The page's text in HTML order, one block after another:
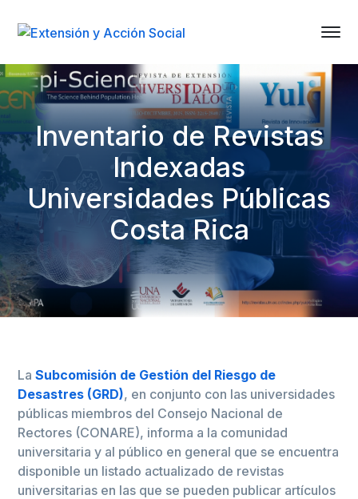
Inventario de Revistas
Indexadas
Universidades Públicas
Costa Rica
LaSubcomisión de Gestión del Riesgo de
Desastres (GRD), en conjunto con las universidades
públicas miembros del Consejo Nacional de
Rectores (CONARE), informa a la comunidad
universitaria y al público en general que se encuentra
disponible un listado actualizado de revistas
universitarias en las que se pueden publicar artículos